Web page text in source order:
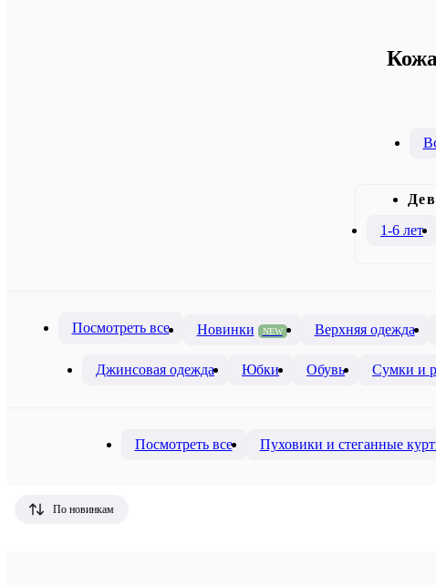
1-6 лет
Посмотреть все Новинки NEW Верхняя одежда
Джинсовая одежда Юбки Обувь Сумки и
Посмотреть все Пуховики и стеганные
По новинкам